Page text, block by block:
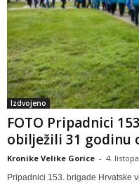
Izdvojeno
FOTO Pripadnici
obilježili 31 godinu
Kronike Velike Gorice - 4.
Pripadnici 153. brigade Hrvatske